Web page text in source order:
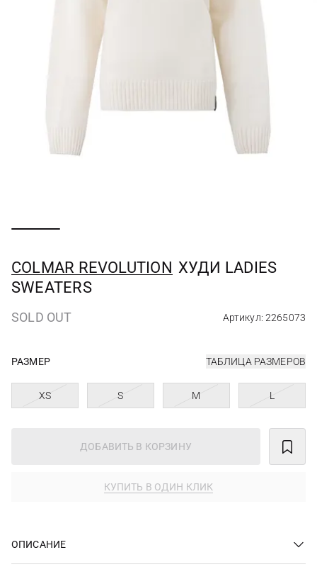
COLMAR REVOLUTION ХУДИ LADIES
SWEATERS
SOLD OUT Артикул: 2265073
РАЗМЕР ТАБЛИЦА РАЗМЕРОВ
XS S M L
ДОБАВИТЬ В КОРЗИНУ
КУПИТЬ В ОДИН КЛИК
ОПИСАНИЕ